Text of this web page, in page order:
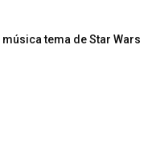
tema de Star Wars